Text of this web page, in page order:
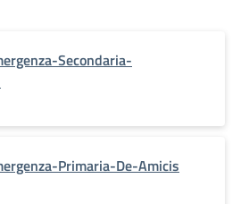
Secondaria-
Primaria-De-Amicis